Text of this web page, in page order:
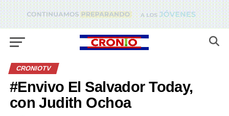
CRONIOTV
#Envivo El Salvador Today,
con Judith Ochoa